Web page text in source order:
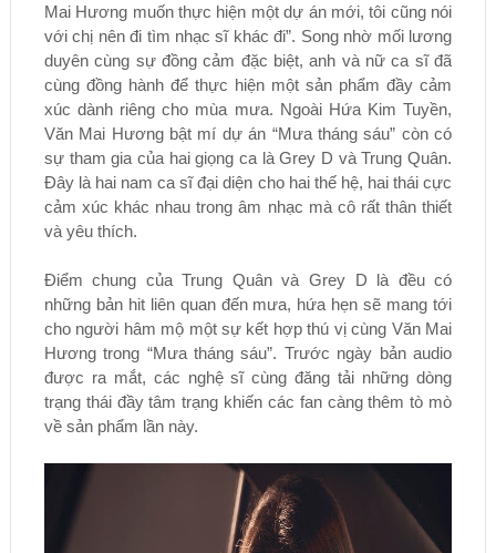
Mai Hương muốn thực hiện một dự án mới, tôi cũng nói
với chị nên đi tìm nhạc sĩ khác đi”. Song nhờ mối lương
duyên cùng sự đồng cảm đặc biệt, anh và nữ ca sĩ đã
cùng đồng hành để thực hiện một sản phẩm đầy cảm
xúc dành riêng cho mùa mưa. Ngoài Hứa Kim Tuyền,
Văn Mai Hương bật mí dự án “Mưa tháng sáu” còn có
sự tham gia của hai giọng ca là Grey D và Trung Quân.
Đây là hai nam ca sĩ đại diện cho hai thế hệ, hai thái cực
cảm xúc khác nhau trong âm nhạc mà cô rất thân thiết
và yêu thích.
Điểm chung của Trung Quân và Grey D là đều có
những bản hit liên quan đến mưa, hứa hẹn sẽ mang tới
cho người hâm mộ một sự kết hợp thú vị cùng Văn Mai
Hương trong “Mưa tháng sáu”. Trước ngày bản audio
được ra mắt, các nghệ sĩ cùng đăng tải những dòng
trạng thái đầy tâm trạng khiến các fan càng thêm tò mò
về sản phẩm lần này.